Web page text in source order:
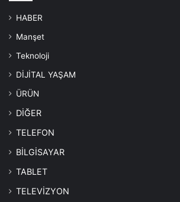
HABER
Manşet
Teknoloji
DİJİTAL YAŞAM
ÜRÜN
DİĞER
TELEFON
BİLGİSAYAR
TABLET
TELEVİZYON